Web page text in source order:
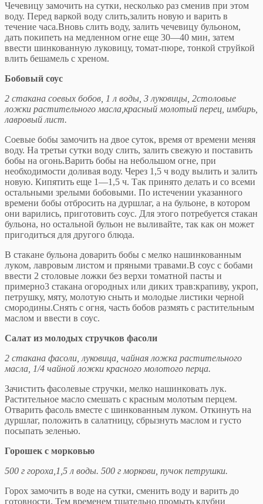
Чечевицу замочить на сутки, несколько раз сменив при этом
воду. Перед варкой воду слить,залить новую и варить в
течение часа.Вновь слить воду, залить чече­вицу бульоном,
дать покипеть на медленном огне еще 30—40 мин, затем
ввести шинкованную луковицу, то­мат-пюре, тонкой струйкой
влить бешамель с хреном.
Бобовый соус
2 стакана соевых бобов, 1 л воды, 3 луковицы, 2сто­ловые
ложки растительного масла,красный молотый перец, имбирь,
лавровый лист.
Соевые бобы замочить на двое суток, время от вре­мени меняя
воду. На третьи сутки воду слить, залить свежую и поставить
бобы на огонь.Варить бобы на не­большом огне, при
необходимости доливая воду. Через 1,5 ч воду вылить и залить
новую. Кипятить еще 1—1,5 ч. Так принято делать и со всеми
остальными зрелыми бобовыми. По истечении указанного
времени бобы от­бросить на дуршлаг, а на бульоне, в котором
они вари­лись, приготовить соус. Для этого потребуется стакан
бульона, но остальной бульон не выливайте, так как он может
пригодиться для другого блюда.
В стакане бульона доварить бобы с мелко нашинко­ванным
луком, лавровым листом и пряными травами.В соус с бобами
ввести 2 столовые ложки без верхи то­матной пасты и
примерно3 стакана огородных или ди­ких трав:крапиву, укроп,
петрушку, мяту, молотую сныть и молодые листики черной
смородины.Снять с огня, часть бобов размять с растительным
маслом и ввести в соус.
Салат из молодых стручков фасоли
2 стакана фасоли, луковица, чайная ложка растите­льного
масла, 1/4 чайной ложки красного молотого пер­ца.
Зачистить фасолевые стручки, мелко нашинковать лук.
Растительное масло смешать с красным молотым перцем.
Отварить фасоль вместе с шинкованным лу­ком. Откинуть на
дуршлаг, положить в салатницу, сбрызнуть маслом и густо
посыпать зеленью.
Горошек с морковью
500 г гороха,1,5 л воды. 500 г моркови, пучок петру­шки.
Горох замочить в воде на сутки, сменить воду и ва­рить до
готовности. Тем временем тщательно промыть клубни